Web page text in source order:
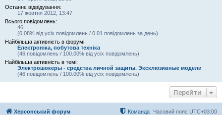
Останнє відвідування:
17 жовтня 2012, 13:47
Всього повідомлень:
46
(0.08% від усіх повідомлень / 0.01 повідомлень за день)
Найбільша активність в форумі:
Електроніка, побутова техніка
(46 повідомлень / 100.00% від усіх повідомлень)
Найбільша активність в темі:
Электрошокеры - средства личной защиты. Эксклюзивные модели
(46 повідомлень / 100.00% від усіх повідомлень)
Перейти
Херсонський форум Часовий пояс UTC+03:00
Команда